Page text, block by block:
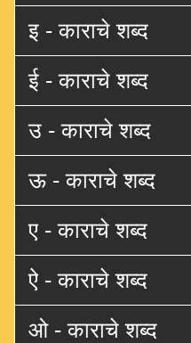
इ - काराचे शब्द
ई - काराचे शब्द
उ - काराचे शब्द
ऊ - काराचे शब्द
ए - काराचे शब्द
ऐ - काराचे शब्द
ओ - काराचे शब्द